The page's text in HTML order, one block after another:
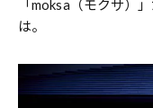
「moksa（モクサ）
は。